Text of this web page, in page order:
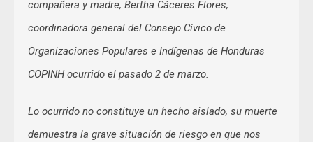
compañera y madre, Bertha Cáceres Flores,
coordinadora general del Consejo Cívico de
Organizaciones Populares e Indígenas de Honduras
COPINH ocurrido el pasado 2 de marzo.
Lo ocurrido no constituye un hecho aislado, su muerte
demuestra la grave situación de riesgo en que nos